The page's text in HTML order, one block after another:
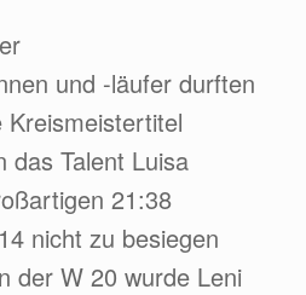
und -läufer durften
das Talent Luisa
21:38
nicht zu besiegen
der W 20 wurde Leni